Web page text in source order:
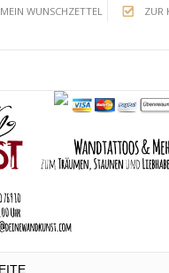
MEIN WUNSCHZETTEL
ZUR